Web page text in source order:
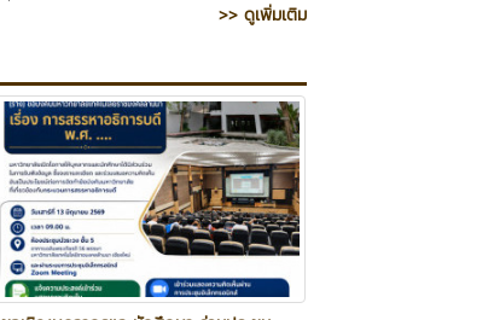
>> ดูเพิ่มเติม